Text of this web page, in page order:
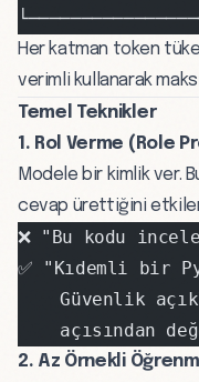
Her katman token
verimli kullanarak
Temel Teknikler
1. Rol Verme (Role
Modele bir kimlik ver.
cevap ürettiğini
❌ "Bu kodu
✅ "Kıdemli bir
Güvenlik
açısından
2. Az Örnekli